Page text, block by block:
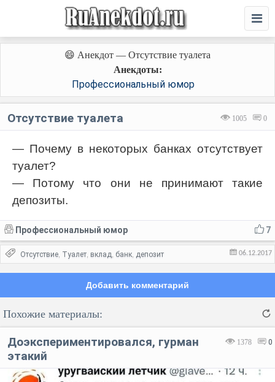
😄 Анекдот — Отсутствие туалета
Анекдоты:
Профессиональный юмор
1005 0
Отсутствие туалета
— Почему в некоторых банках отсутствует
туалет?
— Потому что они не принимают такие
депозиты.
7
Профессиональный юмор
06.12.2017
Отсутствие, Туалет, вклад, банк, депозит
Добавить комментарий
Похожие материалы:
1378 0
Доэкспериментировался, гурман
этакий